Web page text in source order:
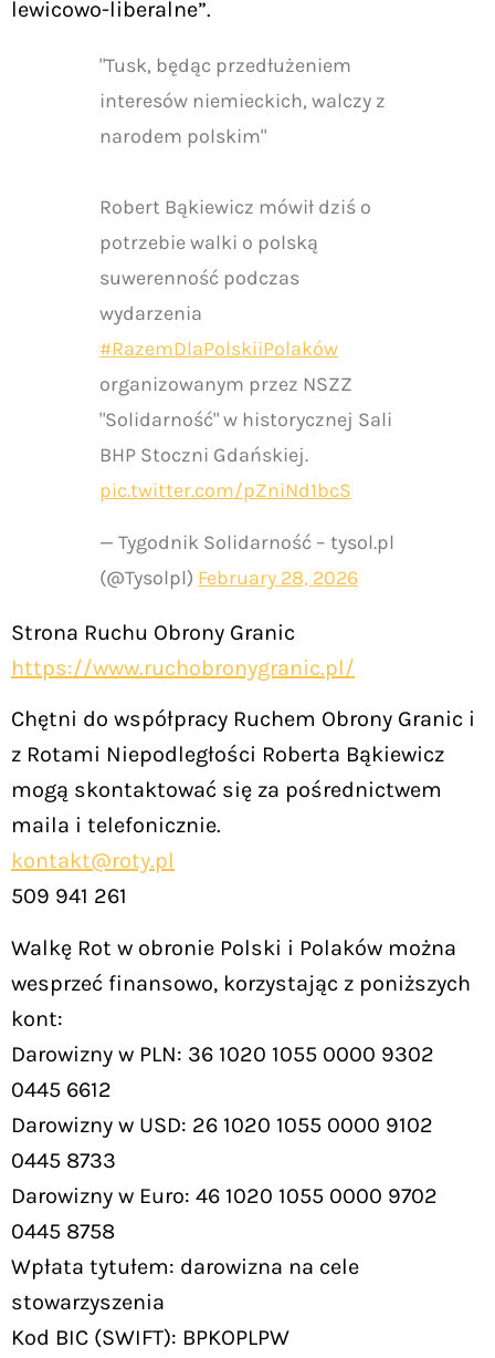
lewicowo-liberalne”.
"Tusk, będąc przedłużeniem
interesów niemieckich, walczy z
narodem polskim"
Robert Bąkiewicz mówił dziś o
potrzebie walki o polską
suwerenność podczas
wydarzenia
#RazemDlaPolskiiPolaków
organizowanym przez NSZZ
"Solidarność" w historycznej Sali
BHP Stoczni Gdańskiej.
pic.twitter.com/pZniNd1bcS
— Tygodnik Solidarność – tysol.pl
(@Tysolpl) February 28, 2026
Strona Ruchu Obrony Granic
https://www.ruchobronygranic.pl/
Chętni do współpracy Ruchem Obrony Granic i
z Rotami Niepodległości Roberta Bąkiewicz
mogą skontaktować się za pośrednictwem
maila i telefonicznie.
kontakt@roty.pl
509 941 261
Walkę Rot w obronie Polski i Polaków można
wesprzeć finansowo, korzystając z poniższych
kont:
Darowizny w PLN: 36 1020 1055 0000 9302
0445 6612
Darowizny w USD: 26 1020 1055 0000 9102
0445 8733
Darowizny w Euro: 46 1020 1055 0000 9702
0445 8758
Wpłata tytułem: darowizna na cele
stowarzyszenia
Kod BIC (SWIFT): BPKOPLPW